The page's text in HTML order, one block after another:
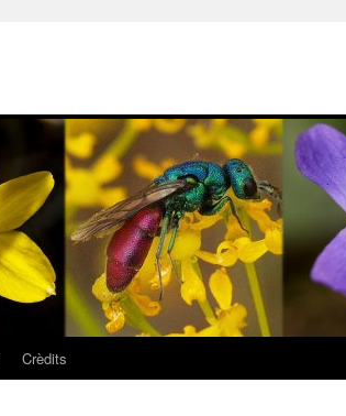
Crèdits